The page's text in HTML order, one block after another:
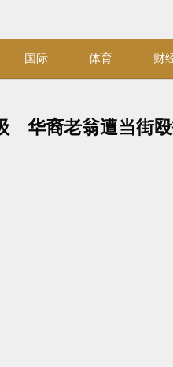
国际 体育 财
华裔老翁遭当街